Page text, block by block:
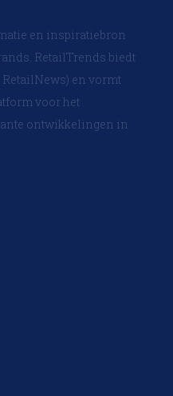
en inspiratiebron
RetailTrends biedt
en vormt
voor het
ontwikkelingen in